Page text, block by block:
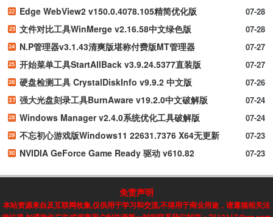
07-28
Edge WebView2 v150.0.4078.105精简优化版
07-28
文件对比工具WinMerge v2.16.58中文绿色版
07-27
N.P管理器v3.1.43清爽版堪称付费版MT管理器
07-27
开始菜单工具StartAllBack v3.9.24.5377直装版
07-26
硬盘检测工具 CrystalDiskInfo v9.9.2 中文版
07-24
强大光盘刻录工具BurnAware v19.2.0中文破解版
07-24
Windows Manager v2.4.0系统优化工具破解版
07-23
不忘初心游戏版Windows11 22631.7376 X64无更新
07-23
NVIDIA GeForce Game Ready 驱动 v610.82
免责声明
本站资源来自及互联网收集,仅供用于学习和交流,不得用于商业用途，请遵循相关法